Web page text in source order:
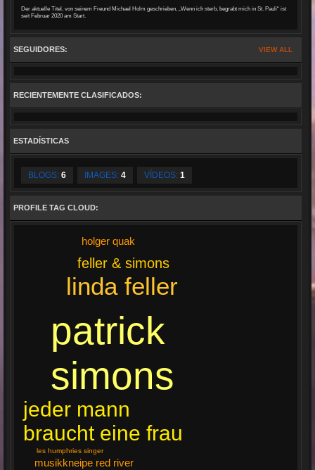
Der aktuelle Titel, von seinem Freund Michael Holm geschrieben, „Wenn ich sterb, begrabt mich in St. Pauli“ ist
seit Februar 2020 am Start.
VIEW ALL
SEGUIDORES:
RECIENTEMENTE CLASIFICADOS:
ESTADÍSTICAS
BLOGS: 6 IMAGES: 4 VÍDEOS: 1
PROFILE TAG CLOUD:
patrick
simons
linda feller
jeder mann
braucht eine frau
feller & simons
holger quak
musikkneipe red river
les humphries singer